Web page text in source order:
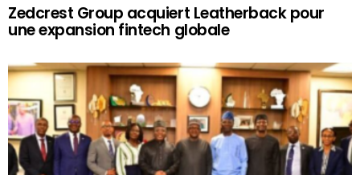
Zedcrest Group acquiert Leatherback pour
une expansion fintech globale